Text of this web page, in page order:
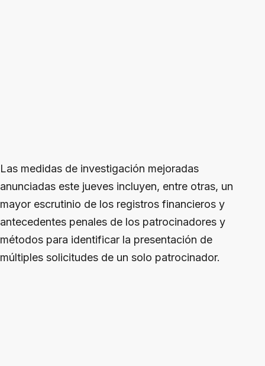
Las medidas de investigación mejoradas
anunciadas este jueves incluyen, entre otras, un
mayor escrutinio de los registros financieros y
antecedentes penales de los patrocinadores y
métodos para identificar la presentación de
múltiples solicitudes de un solo patrocinador.